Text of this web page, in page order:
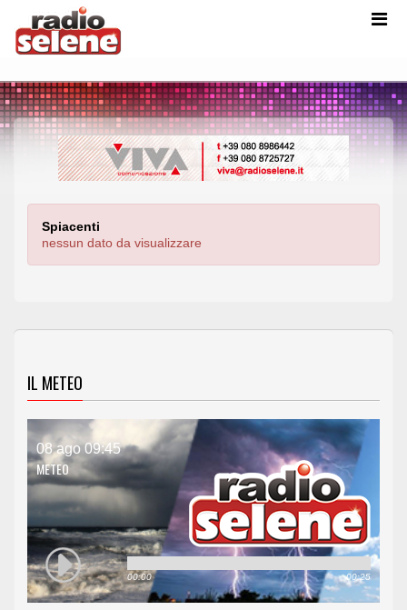
Spiacenti
nessun dato da visualizzare
IL METEO
08 ago 09:45
METEO
00:00 00:25